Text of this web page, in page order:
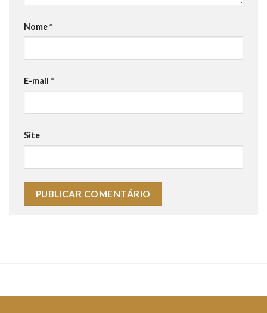
Nome*
E-mail *
Site